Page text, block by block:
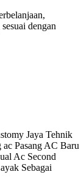
dengan
Jaya Tehnik
Pasang AC Baru
Ac Second
Sebagai